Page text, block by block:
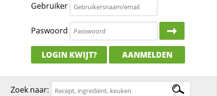
Gebruiker
Paswoord
LOGIN KWIJT? AANMELDEN
Zoek naar: